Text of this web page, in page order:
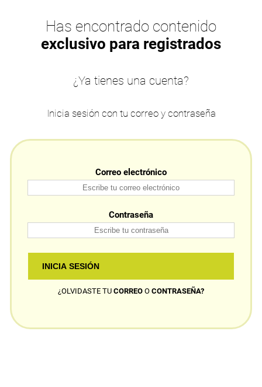
Has encontrado contenido
exclusivo para registrados
¿Ya tienes una cuenta?
Inicia sesión con tu correo y contraseña
Correo electrónico
Contraseña
¿OLVIDASTE TU CORREO O CONTRASEÑA?